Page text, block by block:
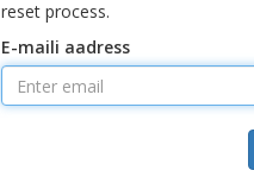
reset process.
E-maili aadress